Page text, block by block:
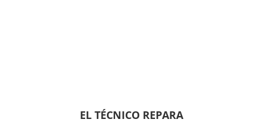
EL TÉCNICO REPARA